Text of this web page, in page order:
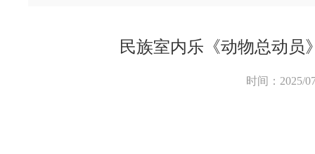
民族室内乐《动物总动员
时间：2025/